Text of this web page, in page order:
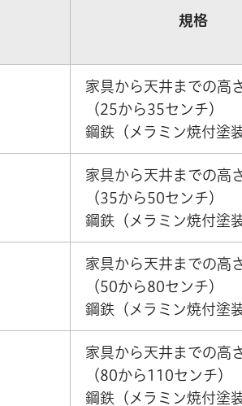
規格
家具から天井までの高
（25から35センチ）
鋼鉄（メラミン焼付塗装
家具から天井までの高
（35から50センチ）
鋼鉄（メラミン焼付塗装
家具から天井までの高
（50から80センチ）
鋼鉄（メラミン焼付塗装
家具から天井までの高
（80から110センチ）
鋼鉄（メラミン焼付塗装